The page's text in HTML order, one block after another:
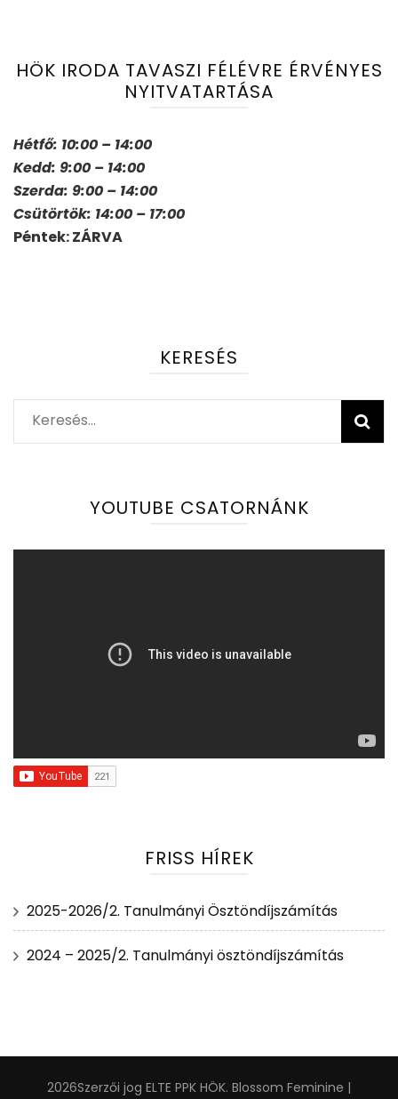
HÖK IRODA TAVASZI FÉLÉVRE ÉRVÉNYES
NYITVATARTÁSA
Hétfő: 10:00 – 14:00
Kedd: 9:00 – 14:00
Szerda: 9:00 – 14:00
Csütörtök: 14:00 – 17:00
Péntek: ZÁRVA
KERESÉS
Keresés:
YOUTUBE CSATORNÁNK
FRISS HÍREK
2025-2026/2. Tanulmányi Ösztöndíjszámítás
2024 – 2025/2. Tanulmányi ösztöndíjszámítás
2026Szerzői jog ELTE PPK HÖK. Blossom Feminine |